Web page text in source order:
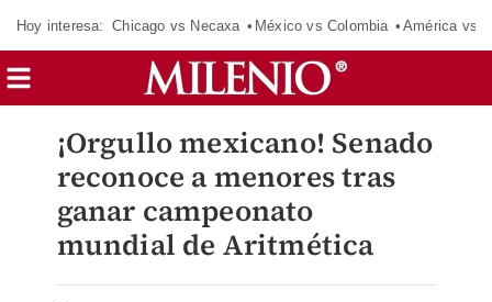
Hoy interesa: Chicago vs Necaxa México vs Colombia América vs
¡Orgullo mexicano! Senado
reconoce a menores tras
ganar campeonato
mundial de Aritmética